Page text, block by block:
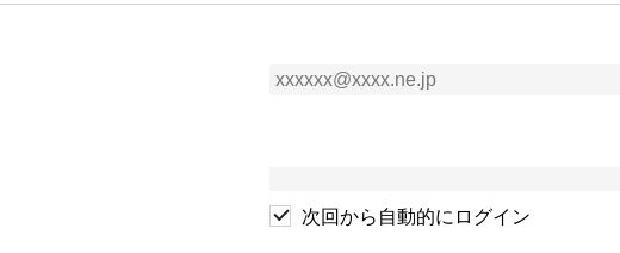
次回から自動的にログイン